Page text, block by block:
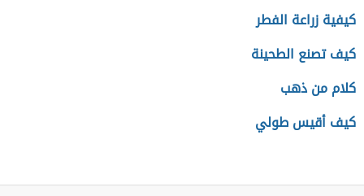
كيفية زراعة الفطر
كيف تصنع الطحينة
كلام من ذهب
كيف أقيس طولي